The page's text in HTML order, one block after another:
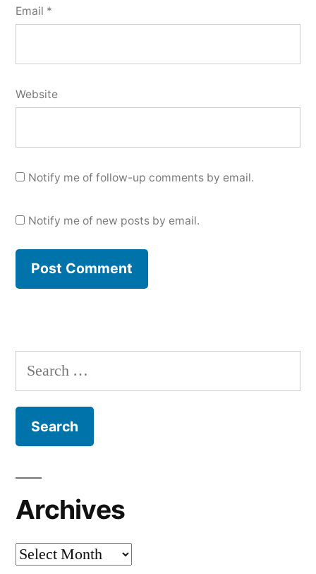
Email *
Website
Notify me of follow-up comments by email.
Notify me of new posts by email.
Search
for:
Archives
Archives